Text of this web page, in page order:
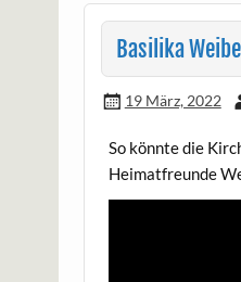
Basilika
19 März, 2022
So könnte die
Heimatfreunde